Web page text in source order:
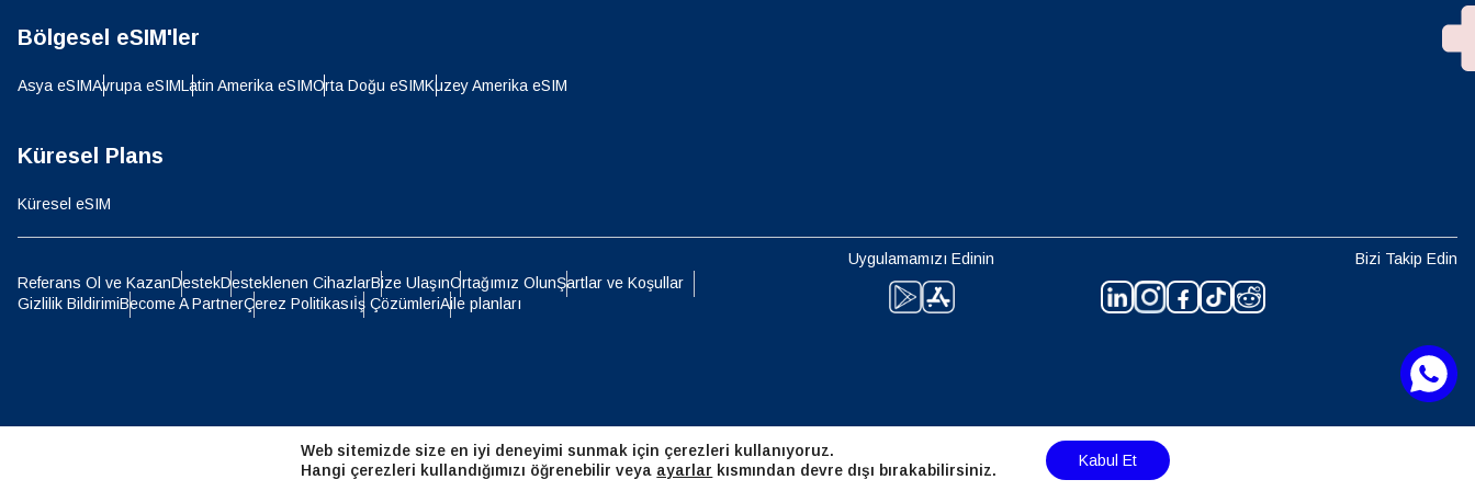
Bölgesel eSIM'ler
Asya eSIMAvrupa eSIMLatin Amerika eSIMOrta Doğu eSIMKuzey Amerika eSIM
Küresel Plans
Küresel eSIM
Referans Ol ve KazanDestekDesteklenen CihazlarBize UlaşınOrtağımız OlunŞartlar ve Koşullar
Gizlilik BildirimiBecome A PartnerÇerez Politikasıİş ÇözümleriAile planları
Uygulamamızı Edinin Bizi Takip Edin
Polski
简体中文 繁體中文
CAD - Kanada Doları GBP - İngiliz Sterlini
CHF - İsviçre Frangı NZD - Yeni Zelanda Doları
Web sitemizde size en iyi deneyimi sunmak için çerezleri kullanıyoruz.
Hangi çerezleri kullandığımızı öğrenebilir veya ayarlar kısmından devre dışı bırakabilirsiniz.
Kabul Et